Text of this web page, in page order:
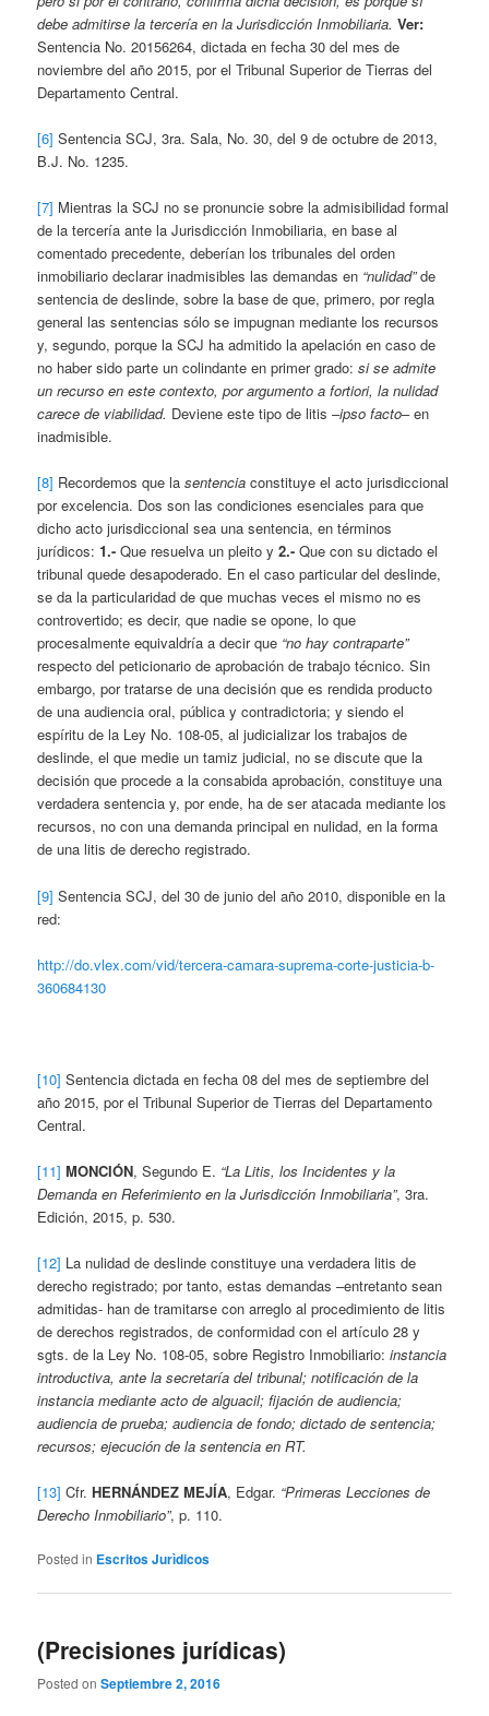
debe admitirse la tercería en la Jurisdicción Inmobiliaria.Ver:
Sentencia No. 20156264, dictada en fecha 30 del mes de
noviembre del año 2015, por el Tribunal Superior de Tierras del
Departamento Central.
[6] Sentencia SCJ, 3ra. Sala, No. 30, del 9 de octubre de 2013,
B.J. No. 1235.
[7] Mientras la SCJ no se pronuncie sobre la admisibilidad formal
de la tercería ante la Jurisdicción Inmobiliaria, en base al
comentado precedente, deberían los tribunales del orden
inmobiliario declarar inadmisibles las demandas en “nulidad”de
sentencia de deslinde, sobre la base de que, primero, por regla
general las sentencias sólo se impugnan mediante los recursos
y, segundo, porque la SCJ ha admitido la apelación en caso de
no haber sido parte un colindante en primer grado:si se admite
un recurso en este contexto, por argumento a fortiori, la nulidad
carece de viabilidad. Deviene este tipo de litis –ipso facto– en
inadmisible.
[8] Recordemos que lasentencia constituye el acto jurisdiccional
por excelencia. Dos son las condiciones esenciales para que
dicho acto jurisdiccional sea una sentencia, en términos
jurídicos:1.- Que resuelva un pleito y2.- Que con su dictado el
tribunal quede desapoderado. En el caso particular del deslinde,
se da la particularidad de que muchas veces el mismo no es
controvertido; es decir, que nadie se opone, lo que
procesalmente equivaldría a decir que “no hay contraparte”
respecto del peticionario de aprobación de trabajo técnico. Sin
embargo, por tratarse de una decisión que es rendida producto
de una audiencia oral, pública y contradictoria; y siendo el
espíritu de la Ley No. 108-05, al judicializar los trabajos de
deslinde, el que medie un tamiz judicial, no se discute que la
decisión que procede a la consabida aprobación, constituye una
verdadera sentencia y, por ende, ha de ser atacada mediante los
recursos, no con una demanda principal en nulidad, en la forma
de una litis de derecho registrado.
[9] Sentencia SCJ, del 30 de junio del año 2010, disponible en la
red:
http://do.vlex.com/vid/tercera-camara-suprema-corte-justicia-b-
360684130
[10] Sentencia dictada en fecha 08 del mes de septiembre del
año 2015, por el Tribunal Superior de Tierras del Departamento
Central.
[11] MONCIÓN, Segundo E. “La Litis, los Incidentes y la
Demanda en Referimiento en la Jurisdicción Inmobiliaria”, 3ra.
Edición, 2015, p. 530.
[12] La nulidad de deslinde constituye una verdadera litis de
derecho registrado; por tanto, estas demandas –entretanto sean
admitidas- han de tramitarse con arreglo al procedimiento de litis
de derechos registrados, de conformidad con el artículo 28 y
sgts. de la Ley No. 108-05, sobre Registro Inmobiliario:instancia
introductiva, ante la secretaría del tribunal; notificación de la
instancia mediante acto de alguacil; fijación de audiencia;
audiencia de prueba; audiencia de fondo; dictado de sentencia;
recursos; ejecución de la sentencia en RT.
[13] Cfr.HERNÁNDEZ MEJÍA, Edgar. “Primeras Lecciones de
Derecho Inmobiliario”, p. 110.
Posted in Escritos Jurìdicos
(Precisiones jurídicas)
Posted onSeptiembre 2, 2016